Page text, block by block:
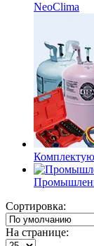
NeoClima
Сортировка:
На странице: